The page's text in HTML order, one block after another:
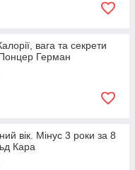
вага та секрети
Герман
вік. Мінус 3 роки за 8
Кара